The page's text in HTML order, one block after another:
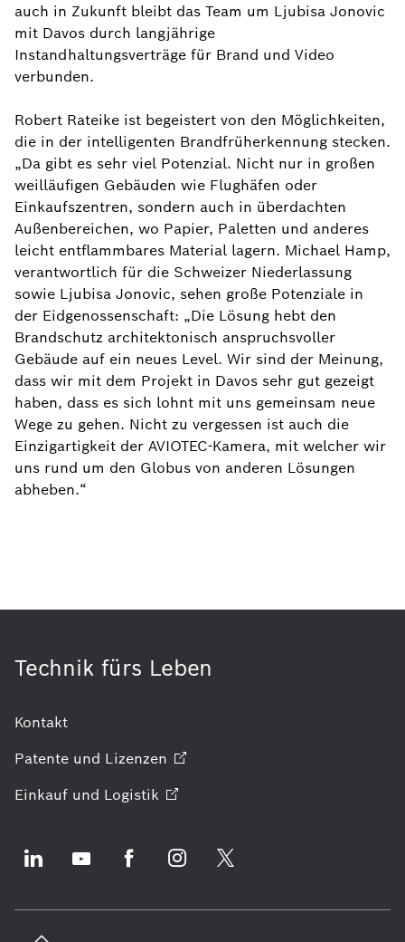
auch in Zukunft bleibt das Team um Ljubisa Jonovic
mit Davos durch langjährige
Instandhaltungsverträge für Brand und Video
verbunden.
Robert Rateike ist begeistert von den Möglichkeiten,
die in der intelligenten Brandfrüherkennung stecken.
„Da gibt es sehr viel Potenzial. Nicht nur in großen
weilläufigen Gebäuden wie Flughäfen oder
Einkaufszentren, sondern auch in überdachten
Außenbereichen, wo Papier, Paletten und anderes
leicht entflammbares Material lagern. Michael Hamp,
verantwortlich für die Schweizer Niederlassung
sowie Ljubisa Jonovic, sehen große Potenziale in
der Eidgenossenschaft: „Die Lösung hebt den
Brandschutz architektonisch anspruchsvoller
Gebäude auf ein neues Level. Wir sind der Meinung,
dass wir mit dem Projekt in Davos sehr gut gezeigt
haben, dass es sich lohnt mit uns gemeinsam neue
Wege zu gehen. Nicht zu vergessen ist auch die
Einzigartigkeit der AVIOTEC-Kamera, mit welcher wir
uns rund um den Globus von anderen Lösungen
abheben.“
Technik fürs Leben
Kontakt
Patente und Lizenzen
Einkauf und Logistik